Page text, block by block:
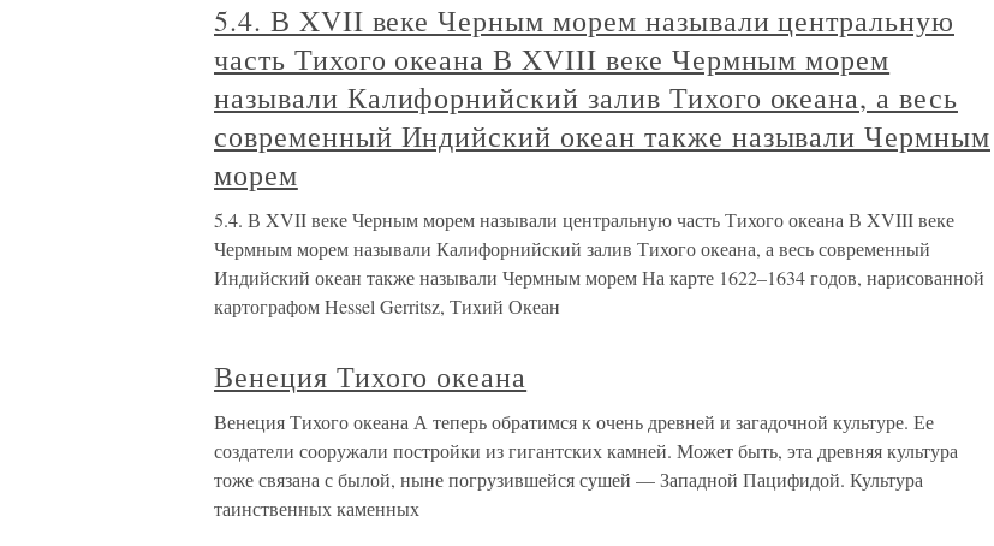
5.4. В XVII веке Черным морем называли центральную
часть Тихого океана В XVIII веке Чермным морем
называли Калифорнийский залив Тихого океана, а весь
современный Индийский океан также называли Чермным
морем
5.4. В XVII веке Черным морем называли центральную часть Тихого океана В XVIII веке
Чермным морем называли Калифорнийский залив Тихого океана, а весь современный
Индийский океан также называли Чермным морем На карте 1622–1634 годов, нарисованной
картографом Hessel Gerritsz, Тихий Океан
Венеция Тихого океана
Венеция Тихого океана А теперь обратимся к очень древней и загадочной культуре. Ее
создатели сооружали постройки из гигантских камней. Может быть, эта древняя культура
тоже связана с былой, ныне погрузившейся сушей — Западной Пацифидой. Культура
таинственных каменных